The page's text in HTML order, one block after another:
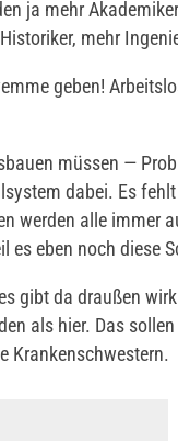
ja mehr
mehr
geben!
müssen —
dabei. Es
werden alle immer
es eben noch diese
gibt da draußen
als hier. Das
Krankenschwestern.